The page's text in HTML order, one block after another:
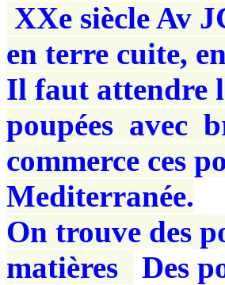
XXe siècle Av
en terre cuite,
Il faut attendre
poupées avec
commerce ces
Mediterranée.
On trouve des
matières
Des